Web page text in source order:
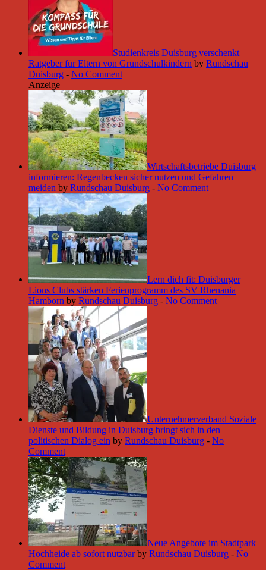
Studienkreis Duisburg verschenkt
Ratgeber für Eltern von Grundschulkindern by Rundschau
Duisburg - No Comment
Anzeige
Wirtschaftsbetriebe Duisburg
informieren: Regenbecken sicher nutzen und Gefahren
meiden by Rundschau Duisburg - No Comment
Lern dich fit: Duisburger
Lions Clubs stärken Ferienprogramm des SV Rhenania
Hamborn by Rundschau Duisburg - No Comment
Unternehmerverband Soziale
Dienste und Bildung in Duisburg bringt sich in den
politischen Dialog ein by Rundschau Duisburg - No
Comment
Neue Angebote im Stadtpark
Hochheide ab sofort nutzbar by Rundschau Duisburg - No
Comment